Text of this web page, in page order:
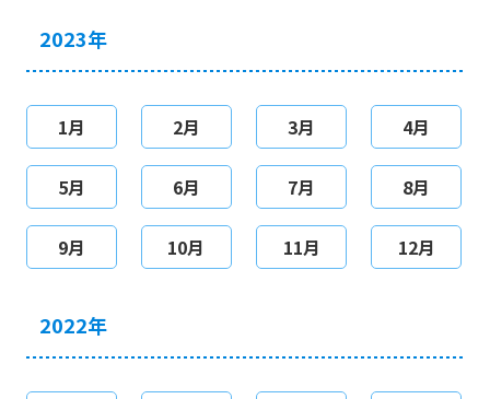
2023年
1月 2月 3月 4月
5月 6月 7月 8月
9月 10月 11月 12月
2022年